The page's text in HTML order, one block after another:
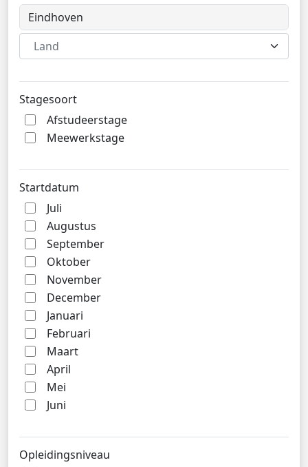
Land
Stagesoort
Afstudeerstage
Meewerkstage
Startdatum
Juli
Augustus
September
Oktober
November
December
Januari
Februari
Maart
April
Mei
Juni
Opleidingsniveau